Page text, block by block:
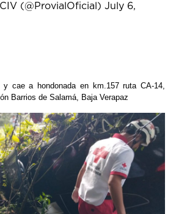
(@ProvialOficial) July 6,
y cae a hondonada en km.157 ruta CA-14,
Barrios de Salamá, Baja Verapaz